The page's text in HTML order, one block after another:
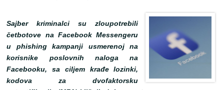
Sajber kriminalci su zloupotrebili
četbotove na Facebook Messengeru
u phishing kampanji usmerenoj na
korisnike poslovnih naloga na
Facebooku, sa ciljem krađe lozinki,
kodova za dvofaktorsku